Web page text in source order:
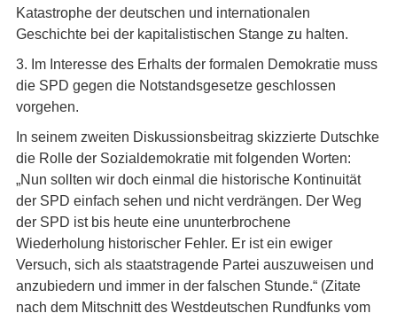
Katastrophe der deutschen und internationalen
Geschichte bei der kapitalistischen Stange zu halten.
3. Im Interesse des Erhalts der formalen Demokratie muss
die SPD gegen die Notstandsgesetze geschlossen
vorgehen.
In seinem zweiten Diskussionsbeitrag skizzierte Dutschke
die Rolle der Sozialdemokratie mit folgenden Worten:
„Nun sollten wir doch einmal die historische Kontinuität
der SPD einfach sehen und nicht verdrängen. Der Weg
der SPD ist bis heute eine ununterbrochene
Wiederholung historischer Fehler. Er ist ein ewiger
Versuch, sich als staatstragende Partei auszuweisen und
anzubiedern und immer in der falschen Stunde.“ (Zitate
nach dem Mitschnitt des Westdeutschen Rundfunks vom